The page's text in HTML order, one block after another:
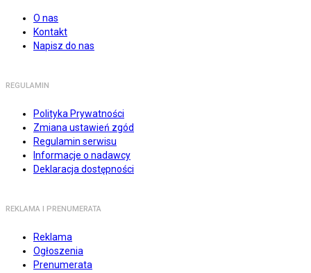
O nas
Kontakt
Napisz do nas
REGULAMIN
Polityka Prywatności
Zmiana ustawień zgód
Regulamin serwisu
Informacje o nadawcy
Deklaracja dostępności
REKLAMA I PRENUMERATA
Reklama
Ogłoszenia
Prenumerata